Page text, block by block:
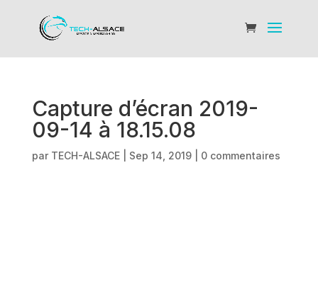
Capture d’écran 2019-
09-14 à 18.15.08
par TECH-ALSACE| Sep 14, 2019| 0 commentaires